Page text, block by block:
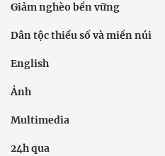
Giảm nghèo bền vững
Dân tộc thiểu số và miền núi
English
Ảnh
Multimedia
24h qua